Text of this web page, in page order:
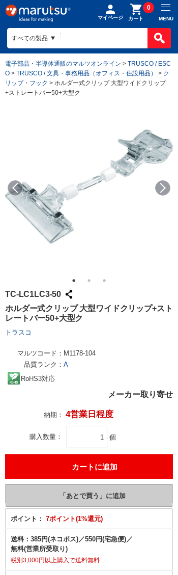
マイページ カート
0
MENU
電子部品・半導体通販のマルツオンライン > TRUSCO / ESC
O > TRUSCO / 文具・事務用品（オフィス・住設用品） > ク
リップ・フック > ホルダー式クリップ 大型ワイドクリップ
+ストレートバー50+大型ク
TC-LC1LC3-50
ホルダー式クリップ 大型ワイドクリップ+スト
レートバー50+大型ク
トラスコ
マルツコード： M1178-104
品質ランク： A
RoHS3対応
メーカー取り寄せ
納期： 4営業日程度
購入数量 個
ポイント： 7ポイント(1%還元)
送料： 385円(ネコポス)／550円(宅急便)／
無料(営業所受取り)
税別3,000円以上購入で送料無料